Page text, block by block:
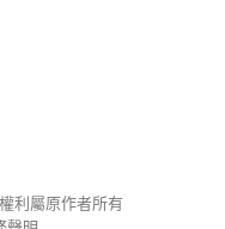
利屬原作者所有